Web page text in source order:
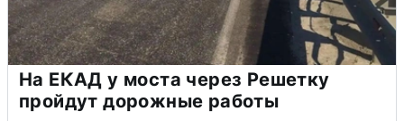
На ЕКАД у моста через Решетку
пройдут дорожные работы